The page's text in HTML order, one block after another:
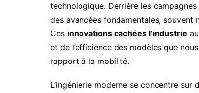
technologique. Derrière les
des avancées fondamentales, souvent
Ces innovations cachées l’industrie
et de l’efficience des modèles que
rapport à la mobilité.
L’ingénierie moderne se concentre